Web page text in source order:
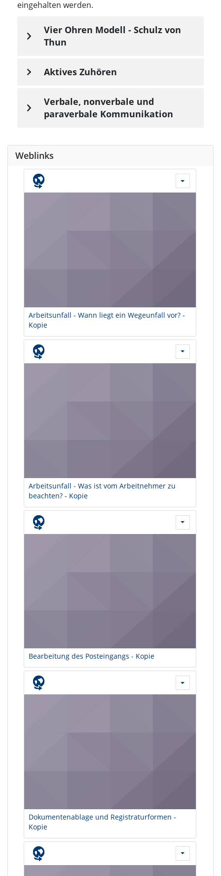
eingehalten werden.
Vier Ohren Modell - Schulz von
Thun
Aktives Zuhören
Verbale, nonverbale und
paraverbale Kommunikation
Weblinks
Arbeitsunfall - Wann liegt ein Wegeunfall vor? -
Kopie
Arbeitsunfall - Was ist vom Arbeitnehmer zu
beachten? - Kopie
Bearbeitung des Posteingangs - Kopie
Dokumentenablage und Registraturformen -
Kopie